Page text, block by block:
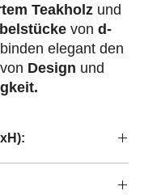
Teakholz und
von d-
elegant den
Design und